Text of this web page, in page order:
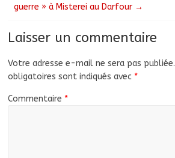
guerre » à Misterei au Darfour →
Laisser un commentaire
Votre adresse e-mail ne sera pas publiée.
obligatoires sont indiqués avec *
Commentaire *